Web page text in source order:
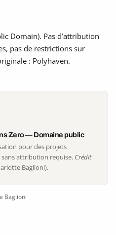
Domain). Pas d’attribution
pas de restrictions sur
: Polyhaven.
Zero — Domaine public
pour des projets
attribution requise. Crédit
Baglioni).
Baglioni